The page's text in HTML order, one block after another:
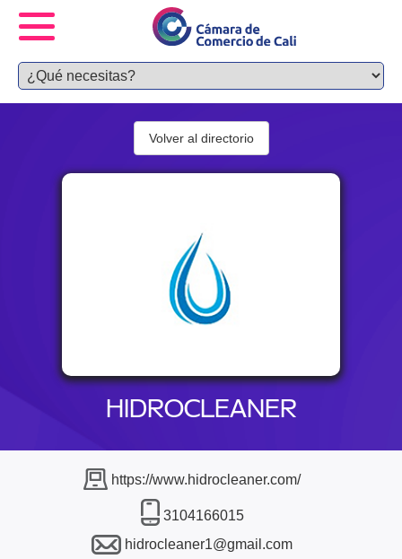
HIDROCLEANER
Volver al directorio
https://www.hidrocleaner.com/
3104166015
hidrocleaner1@gmail.com